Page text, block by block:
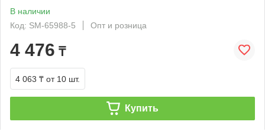
В наличии
Код: SM-65988-5
Опт и розница
4 476 ₸
4 063 ₸ от 10 шт.
Купить